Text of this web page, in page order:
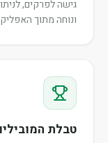
גישה לפרקים,
ונוחה מתוך
טבלת